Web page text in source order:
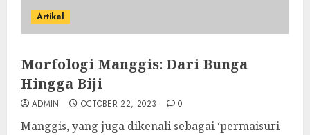
Artikel
Morfologi Manggis: Dari Bunga
Hingga Biji
ADMIN OCTOBER 22, 2023 0
Manggis, yang juga dikenali sebagai ‘permaisuri